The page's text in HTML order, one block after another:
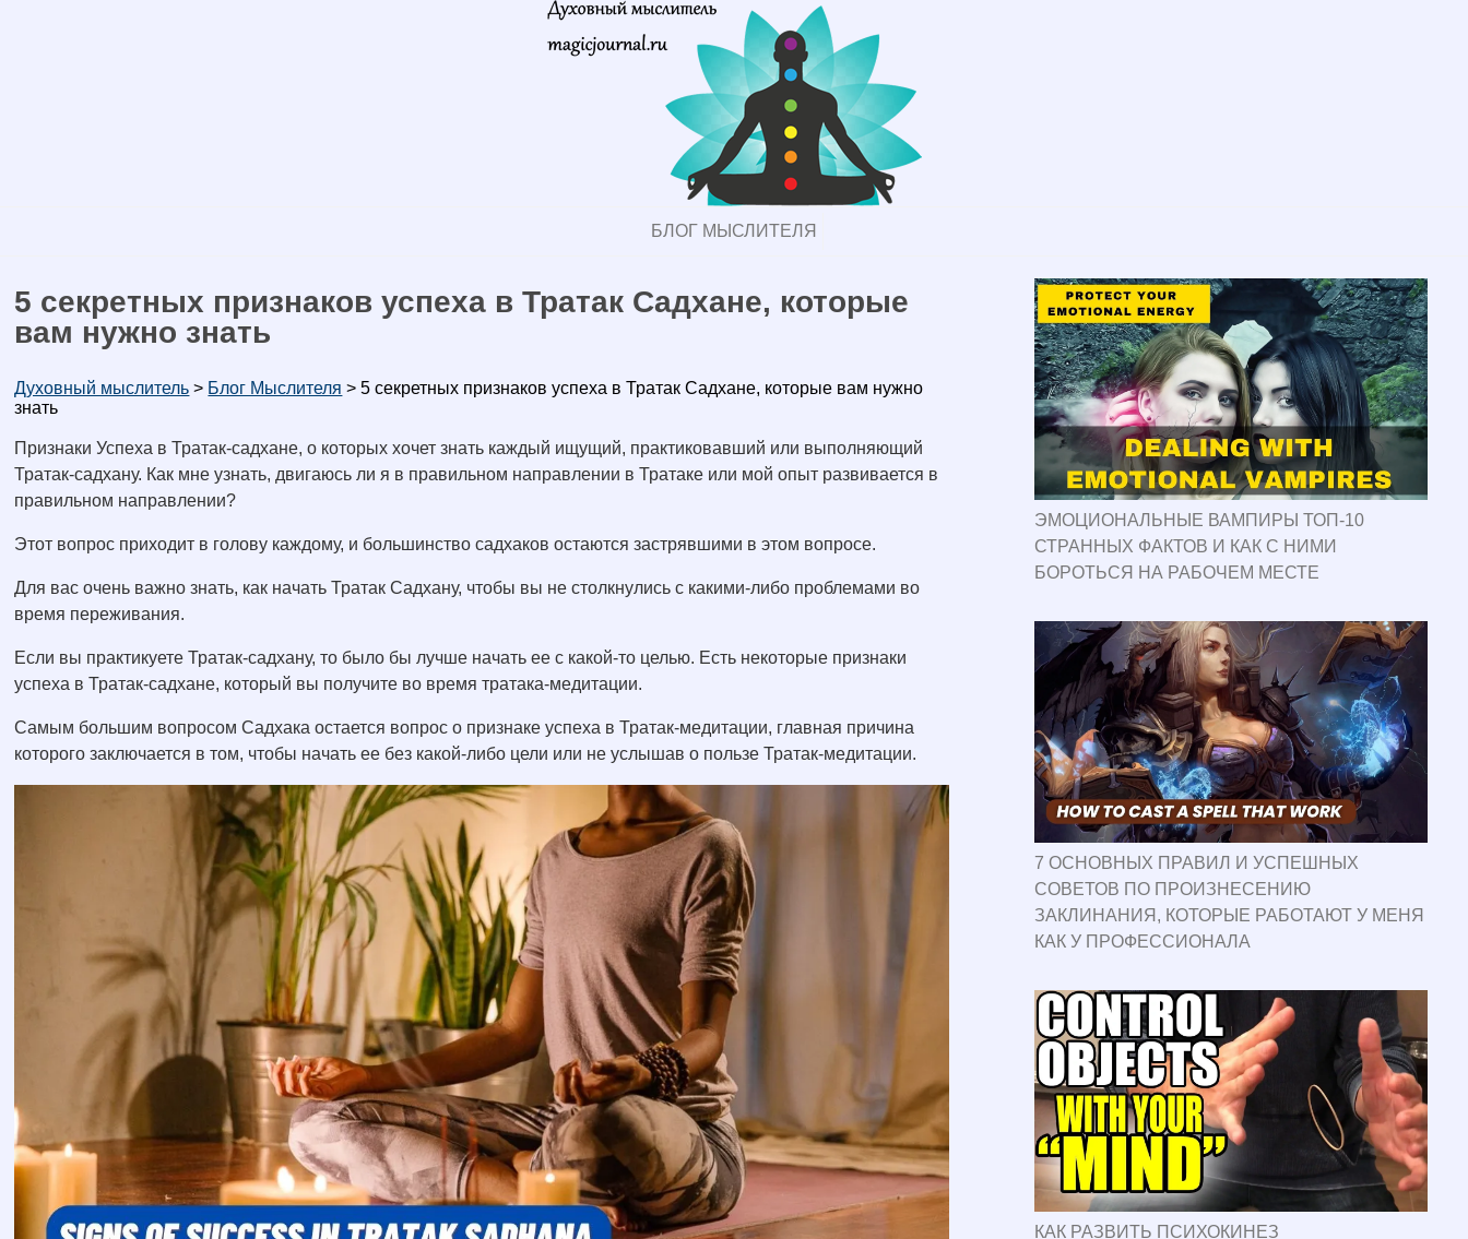
БЛОГ МЫСЛИТЕЛЯ
5 секретных признаков успеха в Тратак Садхане, которые
вам нужно знать
Духовный мыслитель > Блог Мыслителя >5 секретных признаков успеха в Тратак Садхане, которые вам нужно
знать
Признаки Успеха в Тратак-садхане, о которых хочет знать каждый ищущий, практиковавший или выполняющий
Тратак-садхану. Как мне узнать, двигаюсь ли я в правильном направлении в Тратаке или мой опыт развивается в
правильном направлении?
Этот вопрос приходит в голову каждому, и большинство садхаков остаются застрявшими в этом вопросе.
Для вас очень важно знать, как начать Тратак Садхану, чтобы вы не столкнулись с какими-либо проблемами во
время переживания.
Если вы практикуете Тратак-садхану, то было бы лучше начать ее с какой-то целью. Есть некоторые признаки
успеха в Тратак-садхане, который вы получите во время тратака-медитации.
Самым большим вопросом Садхака остается вопрос о признаке успеха в Тратак-медитации, главная причина
которого заключается в том, чтобы начать ее без какой-либо цели или не услышав о пользе Тратак-медитации.
ЭМОЦИОНАЛЬНЫЕ ВАМПИРЫ ТОП-10
СТРАННЫХ ФАКТОВ И КАК С НИМИ
БОРОТЬСЯ НА РАБОЧЕМ МЕСТЕ
7 ОСНОВНЫХ ПРАВИЛ И УСПЕШНЫХ
СОВЕТОВ ПО ПРОИЗНЕСЕНИЮ
ЗАКЛИНАНИЯ, КОТОРЫЕ РАБОТАЮТ У МЕНЯ
КАК У ПРОФЕССИОНАЛА
КАК РАЗВИТЬ ПСИХОКИНЕЗ